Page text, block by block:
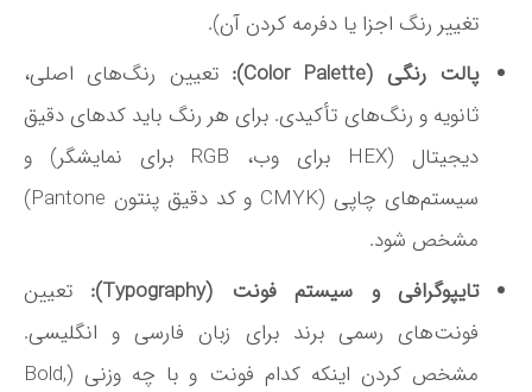
تغییر رنگ اجزا یا دفرمه کردن آن).
پالت رنگی (Color Palette):
تعیین رنگ‌های اصلی،
ثانویه و رنگ‌های تأکیدی. برای هر رنگ باید کدهای دقیق
دیجیتال (HEX برای وب، RGB برای نمایشگر) و
سیستم‌های چاپی (CMYK و کد دقیق پنتون Pantone)
مشخص شود.
تایپوگرافی و سیستم فونت (Typography):
تعیین
فونت‌های رسمی برند برای زبان فارسی و انگلیسی.
مشخص کردن اینکه کدام فونت و با چه وزنی (Bold,